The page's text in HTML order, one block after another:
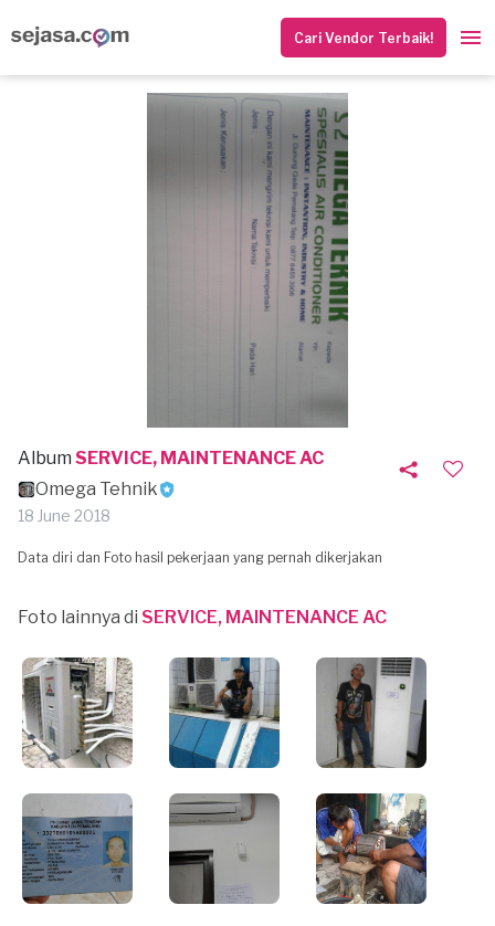
Cari Vendor Terbaik!
Album SERVICE, MAINTENANCE AC
Omega Tehnik
18 June 2018
Data diri dan Foto hasil pekerjaan yang pernah dikerjakan
Foto lainnya di SERVICE, MAINTENANCE AC